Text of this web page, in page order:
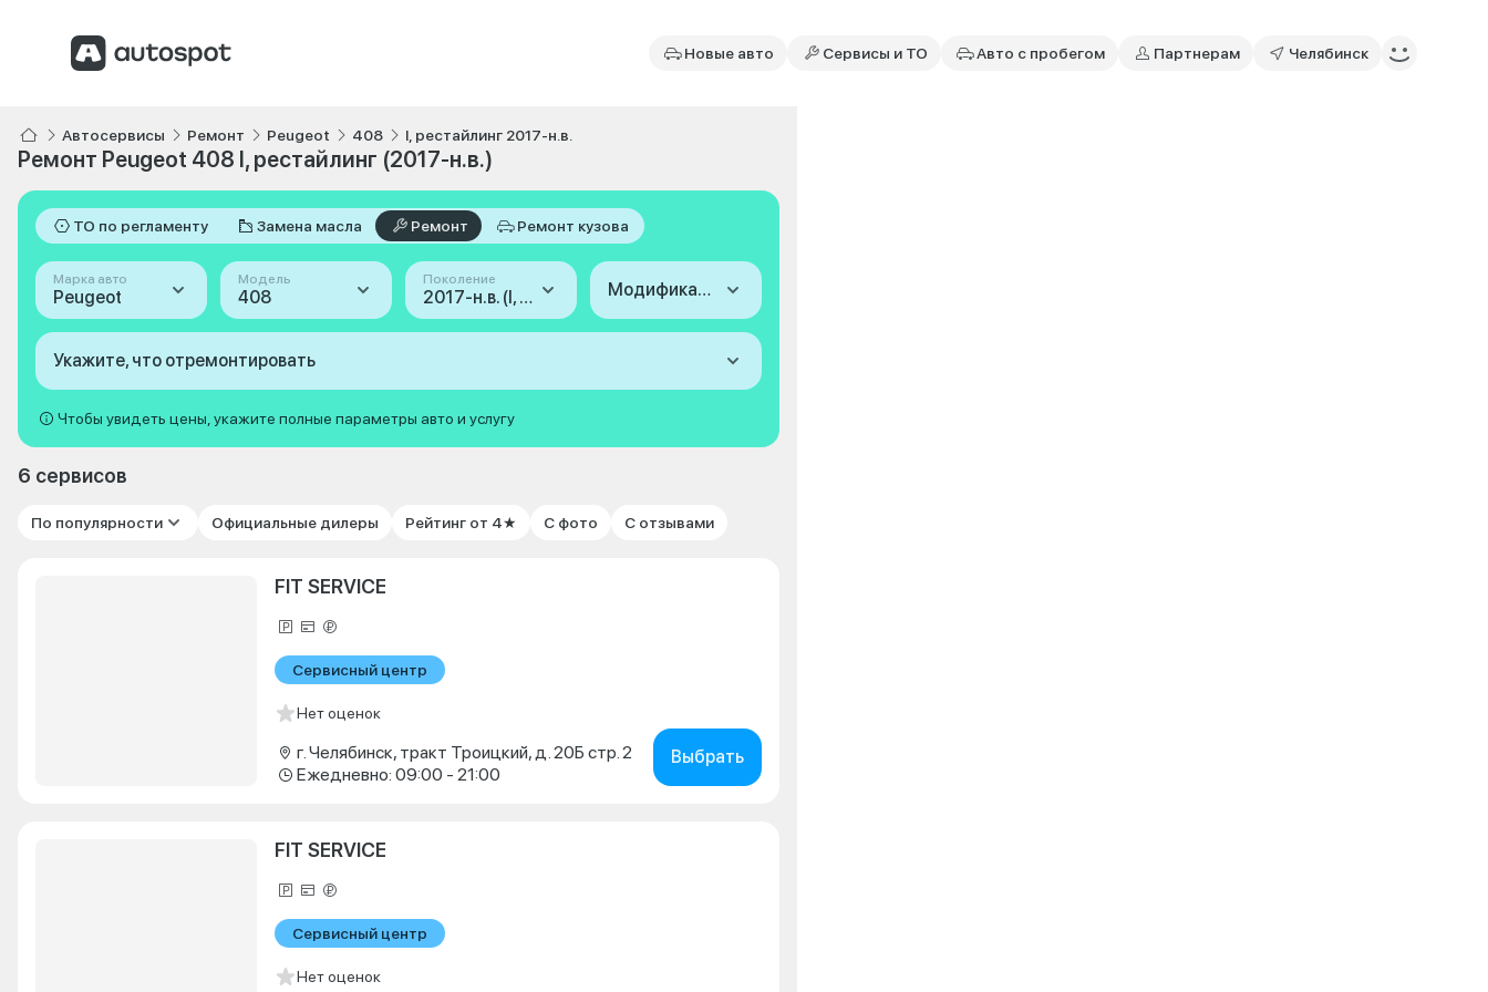
Новые авто Сервисы и ТО Авто с пробегом Партнерам Челябинск
Автосервисы Ремонт Peugeot 408 I, рестайлинг 2017-н.в.
Ремонт Peugeot 408 I, рестайлинг (2017-н.в.)
ТО по регламенту Замена масла Ремонт Ремонт кузова
Марка авто
Peugeot
Модель
408
Поколение
2017-н.в. (I, рестайлинг) Модификация
Укажите, что отремонтировать
Чтобы увидеть цены, укажите полные параметры авто и услугу
6 сервисов
По популярности Официальные дилеры Рейтинг от 4★ С фото С отзывами
FIT SERVICE
Сервисный центр
Нет оценок
г. Челябинск, тракт Троицкий, д. 20Б стр. 2
Ежедневно: 09:00 - 21:00
Выбрать
FIT SERVICE
Сервисный центр
Нет оценок